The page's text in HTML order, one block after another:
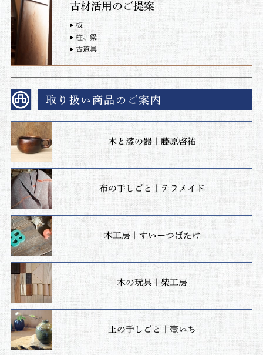
古材活用のご提案
板
柱、梁
古道具
取り扱い商品のご案内
木と漆の器｜藤原啓祐
布の手しごと｜テラメイド
木工房｜すいーつばたけ
木の玩具｜柴工房
土の手しごと｜壺いち